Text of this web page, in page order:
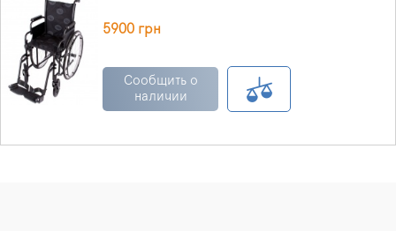
5900 грн
Сообщить о
наличии